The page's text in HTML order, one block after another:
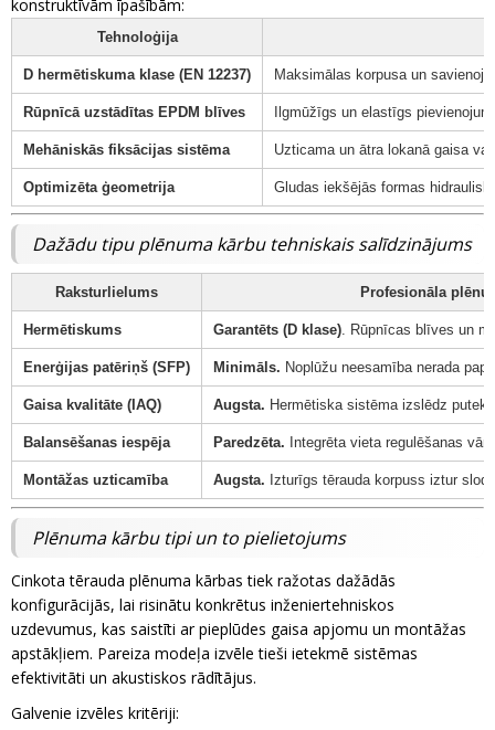
konstruktīvām īpašībām:
Tehnoloģija
D hermētiskuma klase (EN 12237) Maksimālas korpusa un
Rūpnīcā uzstādītas EPDM blīves Ilgmūžīgs un elastīgs
Mehāniskās fiksācijas sistēma Uzticama un ātra lokanā gaisa
Optimizēta ģeometrija Gludas iekšējās formas
Dažādu tipu plēnuma kārbu tehniskais salīdzinājums
Raksturlielums Profesionāla
Hermētiskums Garantēts (D klase). Rūpnīcas blīves un
Enerģijas patēriņš (SFP) Minimāls. Noplūžu neesamība nerada
Gaisa kvalitāte (IAQ) Augsta. Hermētiska sistēma izslēdz
Balansēšanas iespēja Paredzēta. Integrēta vieta regulēšanas
Montāžas uzticamība Augsta. Izturīgs tērauda korpuss iztur
Plēnuma kārbu tipi un to pielietojums
Cinkota tērauda plēnuma kārbas tiek ražotas dažādās
konfigurācijās, lai risinātu konkrētus inženiertehniskos
uzdevumus, kas saistīti ar pieplūdes gaisa apjomu un montāžas
apstākļiem. Pareiza modeļa izvēle tieši ietekmē sistēmas
efektivitāti un akustiskos rādītājus.
Galvenie izvēles kritēriji: